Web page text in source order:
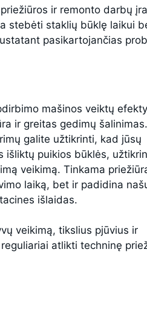
ir remonto darbų
stebėti staklių būklę laikui
pasikartojančias
mašinos veiktų
ir greitas gedimų šalinimas.
galite užtikrinti, kad jūsų
išliktų puikios būklės,
veikimą. Tinkama
laiką, bet ir padidina
išlaidas.
veikimą, tikslius pjūvius ir
atlikti techninę